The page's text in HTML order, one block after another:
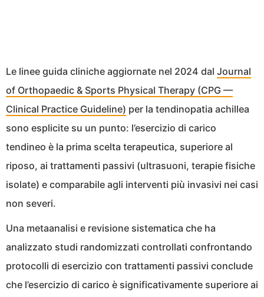
Le linee guida cliniche aggiornate nel 2024 dal Journal
of Orthopaedic & Sports Physical Therapy (CPG —
Clinical Practice Guideline) per la tendinopatia achillea
sono esplicite su un punto: l’esercizio di carico
tendineo è la prima scelta terapeutica, superiore al
riposo, ai trattamenti passivi (ultrasuoni, terapie fisiche
isolate) e comparabile agli interventi più invasivi nei casi
non severi.
Una metaanalisi e revisione sistematica che ha
analizzato studi randomizzati controllati confrontando
protocolli di esercizio con trattamenti passivi conclude
che l’esercizio di carico è significativamente superiore ai